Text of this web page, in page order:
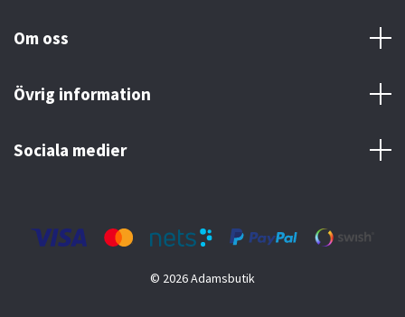
Om oss
Övrig information
Sociala medier
© 2026 Adamsbutik